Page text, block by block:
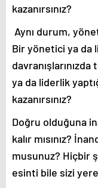
kazanırsınız?
Aynı durum,
Bir yönetici ya da
davranışlarınızda
ya da liderlik
kazanırsınız?
Doğru olduğuna
kalır mısınız?
musunuz? Hiçbir
esinti bile sizi